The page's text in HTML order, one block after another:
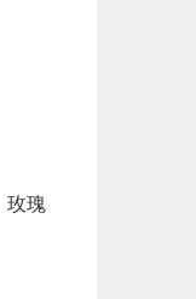
玫瑰